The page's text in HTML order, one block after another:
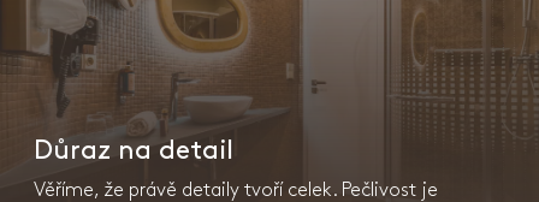
Důraz na detail
Věříme, že právě detaily tvoří celek. Pečlivost je